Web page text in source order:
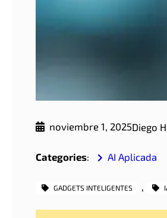
noviembre 1, 2025Diego
Categories: AI Aplicada
GADGETS INTELIGENTES ,